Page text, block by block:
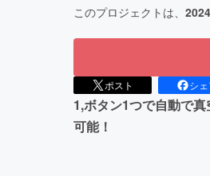
このプロジェクトは、
ポスト シ
1,ボタン1つで自動で
可能！